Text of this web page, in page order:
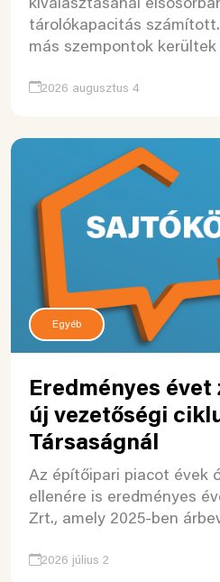
kiválasztásánál
tárolókapacitás
más szempontok
2026 augusztus 4
Egyéb
Eredményes évet
új vezetőségi
Társaságnál
Az építőipari piacot évek
ellenére is eredményes
Zrt., amely 2025-ben
2026 július 2